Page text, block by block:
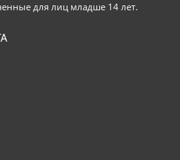
для лиц младше 14 лет.